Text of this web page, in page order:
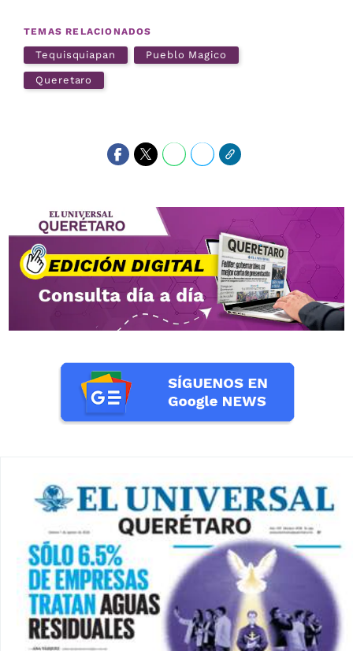
TEMAS RELACIONADOS
Tequisquiapan Pueblo Magico
Queretaro